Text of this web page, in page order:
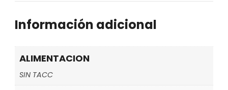
Información adicional
ALIMENTACION
SIN TACC